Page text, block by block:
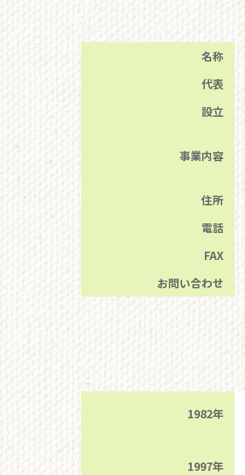
名称
代表
設立
事業内容
住所
電話
FAX
お問い合わせ
1982年
1997年